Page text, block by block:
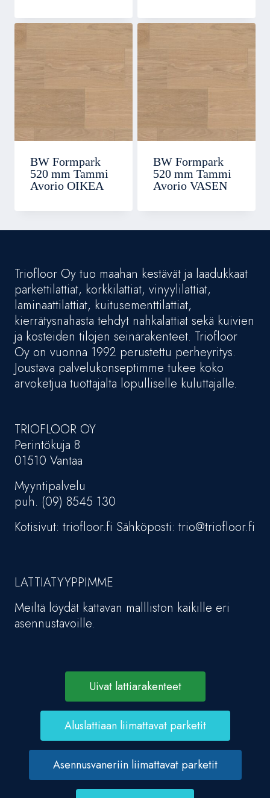
BW Formpark
520 mm Tammi
Avorio OIKEA
BW Formpark
520 mm Tammi
Avorio VASEN
Triofloor Oy tuo maahan kestävät ja laadukkaat
parkettilattiat, korkkilattiat, vinyylilattiat,
laminaattilattiat, kuitusementtilattiat,
kierrätysnahasta tehdyt nahkalattiat sekä kuivien
ja kosteiden tilojen seinärakenteet. Triofloor
Oy on vuonna 1992 perustettu perheyritys.
Joustava palvelukonseptimme tukee koko
arvoketjua tuottajalta lopulliselle kuluttajalle.
TRIOFLOOR OY
Perintökuja 8
01510 Vantaa
Myyntipalvelu
puh. (09) 8545 130
Kotisivut: triofloor.fi Sähköposti: trio@triofloor.fi
LATTIATYYPPIMME
Meiltä löydät kattavan mallliston kaikille eri
asennustavoille.
Uivat lattiarakenteet
Aluslattiaan liimattavat parketit
Asennusvaneriin liimattavat parketit